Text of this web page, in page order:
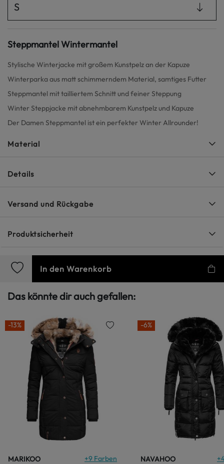
S
Steppmantel Wintermantel
Stylische Winterjacke mit großem Kunstpelz an der Kapuze
Winterparka aus matt schimmerndem Material, samtiges Futter
Steppmantel mit tailliertem Schnitt und feiner Steppung
Winter Steppjacke mit abnehmbarem Kunstpelz und Kapuze
Der Damen Steppmantel ist ein perfekter Winter Allrounder!
Material
Details
Versand und Rückgabe
Produktsicherheit
In den Warenkorb
Das könnte dir auch gefallen:
-13%
MARIKOO +9 Farben
-6%
NAVAHOO +